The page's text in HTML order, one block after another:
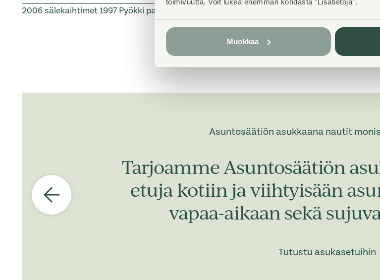
toimivuutta. Voit lukea enemmän kohdasta "Lisätietoja".
Muokkaa
2006 sälekaihtimet1997 Pyökki parketti
Asuntosäätiön asukkaana nautit
Tarjoamme Asuntosäätiön
etuja kotiin ja viihtyisään
vapaa-aikaan sekä
Tutustu asukasetuihin